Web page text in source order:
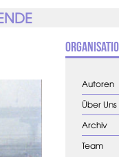
Autoren
Über Uns
Archiv
Team